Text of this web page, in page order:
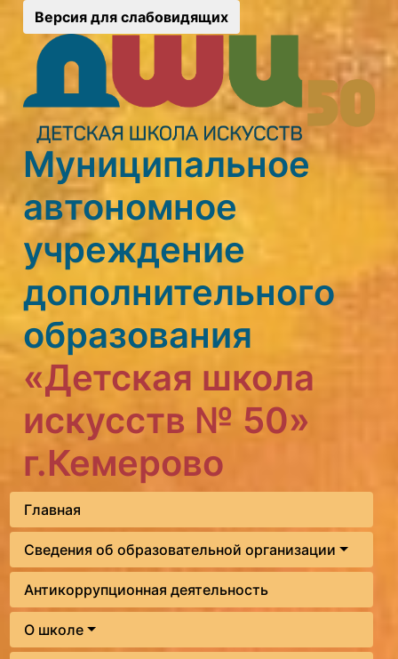
Версия для слабовидящих
Муниципальное
автономное
учреждение
дополнительного
образования
«Детская школа
искусств № 50»
г.Кемерово
Главная
Сведения об образовательной организации
Антикоррупционная деятельность
О школе